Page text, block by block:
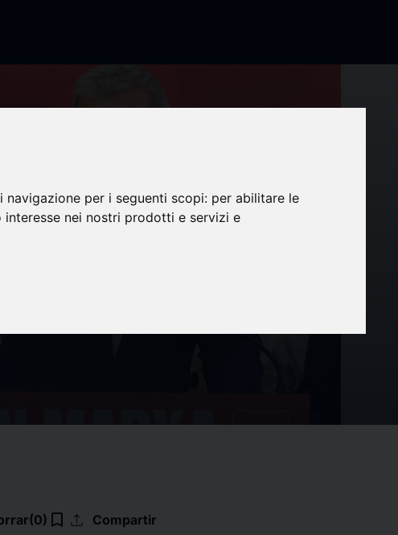
per i seguenti scopi: per abilitare le
interesse nei nostri prodotti e servizi e
(0) bookmark_border upload Compartir